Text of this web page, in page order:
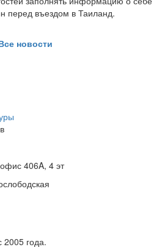
перед въездом в Таиланд.
новости
406A, 4 эт
2005 года.